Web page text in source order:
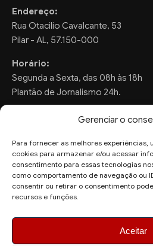
Gerenciar o
Para fornecer as melhores experiências,
cookies para armazenar e/ou acessar
consentimento para essas tecnologias
como comportamento de navegação ou
consentir ou retirar o consentimento
recursos e funções.
Aceitar
Endereço:
Rua Otacilio Cavalcante, 53
Pilar - AL, 57.150-000
Horário:
Segunda a Sexta, das 08h às 18h
Plantão de Jornalismo 24h.
FALE CONOSCO
Sugestões de Pauta:
ronaldo.valentim150@gmail.com